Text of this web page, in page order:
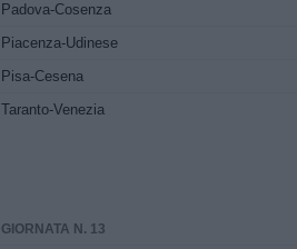
Padova-Cosenza
Piacenza-Udinese
Pisa-Cesena
Taranto-Venezia
GIORNATA N. 13